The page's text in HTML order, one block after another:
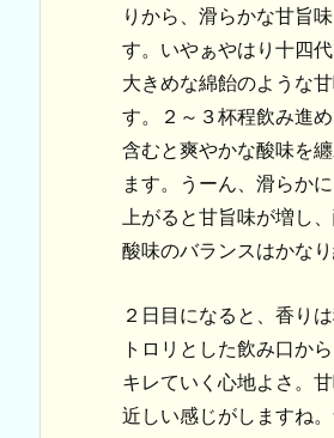
りから、滑らかな甘旨
す。いやぁやはり十四
大きめな綿飴のような
す。２～３杯程飲み進
含むと爽やかな酸味を
ます。うーん、滑らか
上がると甘旨味が増し
酸味のバランスはかなり
２日目になると、香り
トロリとした飲み口か
キレていく心地よさ。
近しい感じがしますね